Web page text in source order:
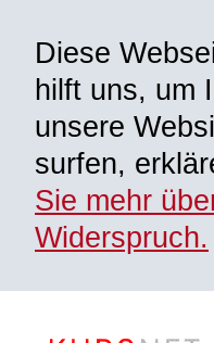
Diese
hilft uns, um
unsere
surfen,
Sie mehr
Widerspruch.